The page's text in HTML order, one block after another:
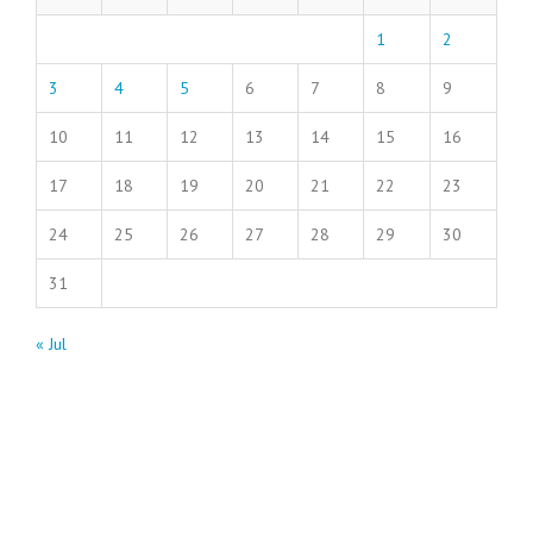
1 2
3 4 5 6 7 8 9
10 11 12 13 14 15 16
17 18 19 20 21 22 23
24 25 26 27 28 29 30
31
« Jul